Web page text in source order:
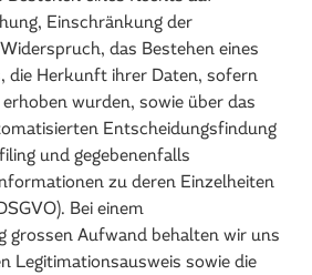
Einschränkung der
das Bestehen eines
die Herkunft ihrer Daten, sofern
wurden, sowie über das
Entscheidungsfindung
und gegebenenfalls
zu deren Einzelheiten
Bei einem
grossen Aufwand behalten wir uns
Legitimationsausweis sowie die